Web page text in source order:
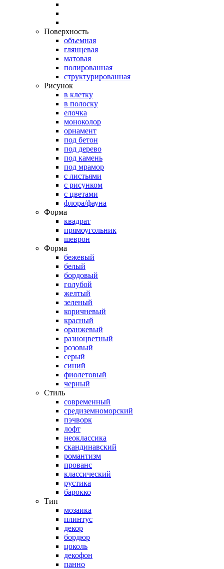
Поверхность
объемная
глянцевая
матовая
полированная
структурированная
Рисунок
в клетку
в полоску
елочка
моноколор
орнамент
под бетон
под дерево
под камень
под мрамор
с листьями
с рисунком
с цветами
флора/фауна
Форма
квадрат
прямоугольник
шеврон
Форма
бежевый
белый
бордовый
голубой
желтый
зеленый
коричневый
красный
оранжевый
разноцветный
розовый
серый
синий
фиолетовый
черный
Стиль
современный
средиземноморский
пэчворк
лофт
неоклассика
скандинавский
романтизм
прованс
классический
рустика
барокко
Тип
мозаика
плинтус
декор
бордюр
цоколь
декофон
панно